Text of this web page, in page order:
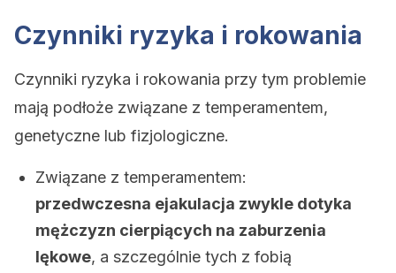
Czynniki ryzyka i rokowania
Czynniki ryzyka i rokowania przy tym problemie
mają podłoże związane z temperamentem,
genetyczne lub fizjologiczne.
Związane z temperamentem:
przedwczesna ejakulacja zwykle dotyka
mężczyzn cierpiących na zaburzenia
lękowe, a szczególnie tych z fobią